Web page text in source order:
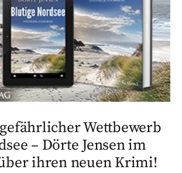
Wettbewerb
– Dörte Jensen im
ihren neuen Krimi!